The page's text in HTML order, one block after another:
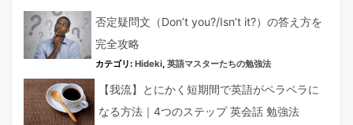
否定疑問文（Don’t you?/Isn’t it?）の答え方を
完全攻略
カテゴリ: Hideki, 英語マスターたちの勉強法
【我流】とにかく短期間で英語がペラペラに
なる方法｜4つのステップ 英会話 勉強法